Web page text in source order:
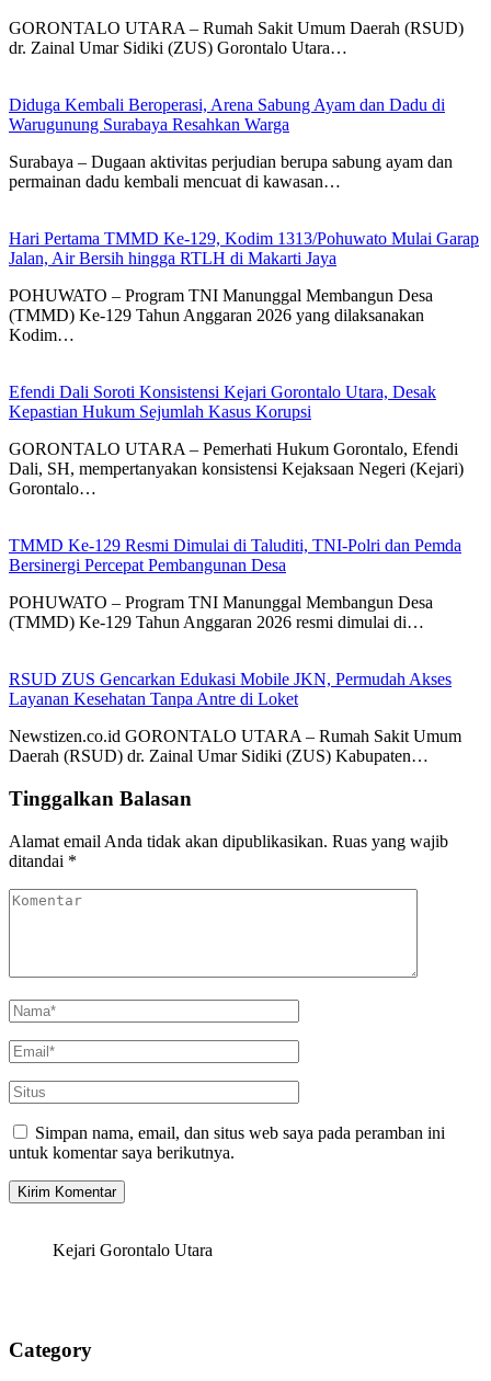
GORONTALO UTARA – Rumah Sakit Umum Daerah (RSUD)
dr. Zainal Umar Sidiki (ZUS) Gorontalo Utara…
Diduga Kembali Beroperasi, Arena Sabung Ayam dan Dadu di
Warugunung Surabaya Resahkan Warga
Surabaya – Dugaan aktivitas perjudian berupa sabung ayam dan
permainan dadu kembali mencuat di kawasan…
Hari Pertama TMMD Ke-129, Kodim 1313/Pohuwato Mulai Garap
Jalan, Air Bersih hingga RTLH di Makarti Jaya
POHUWATO – Program TNI Manunggal Membangun Desa
(TMMD) Ke-129 Tahun Anggaran 2026 yang dilaksanakan
Kodim…
Efendi Dali Soroti Konsistensi Kejari Gorontalo Utara, Desak
Kepastian Hukum Sejumlah Kasus Korupsi
GORONTALO UTARA – Pemerhati Hukum Gorontalo, Efendi
Dali, SH, mempertanyakan konsistensi Kejaksaan Negeri (Kejari)
Gorontalo…
TMMD Ke-129 Resmi Dimulai di Taluditi, TNI-Polri dan Pemda
Bersinergi Percepat Pembangunan Desa
POHUWATO – Program TNI Manunggal Membangun Desa
(TMMD) Ke-129 Tahun Anggaran 2026 resmi dimulai di…
RSUD ZUS Gencarkan Edukasi Mobile JKN, Permudah Akses
Layanan Kesehatan Tanpa Antre di Loket
Newstizen.co.id GORONTALO UTARA – Rumah Sakit Umum
Daerah (RSUD) dr. Zainal Umar Sidiki (ZUS) Kabupaten…
Tinggalkan Balasan
Alamat email Anda tidak akan dipublikasikan. Ruas yang wajib
ditandai *
Simpan nama, email, dan situs web saya pada peramban ini
untuk komentar saya berikutnya.
Kejari Gorontalo Utara
Category